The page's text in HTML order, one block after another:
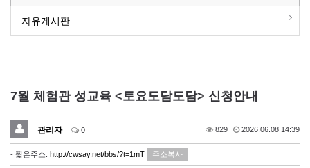
자유게시판
7월 체험관 성교육 <토요도담도담> 신청안내
관리자 0 829 2026.06.08 14:39
- 짧은주소: http://cwsay.net/bbs/?t=1mT 주소복사